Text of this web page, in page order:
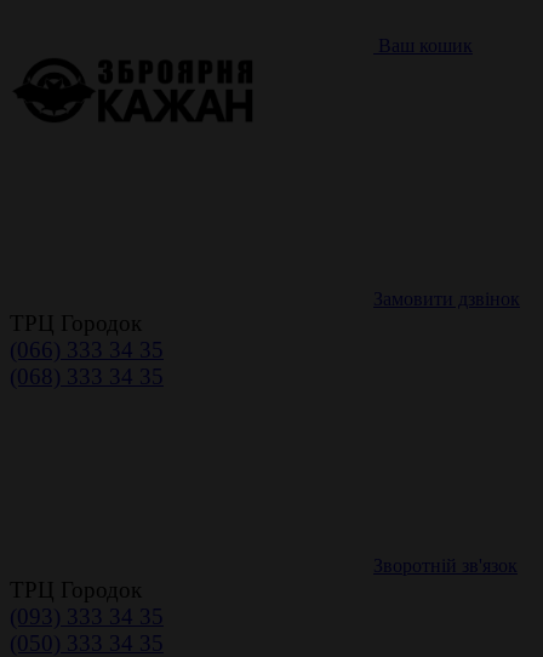
Ваш кошик
Замовити дзвінок
ТРЦ Городок
(066) 333 34 35
(068) 333 34 35
Зворотній зв'язок
ТРЦ Городок
(093) 333 34 35
(050) 333 34 35